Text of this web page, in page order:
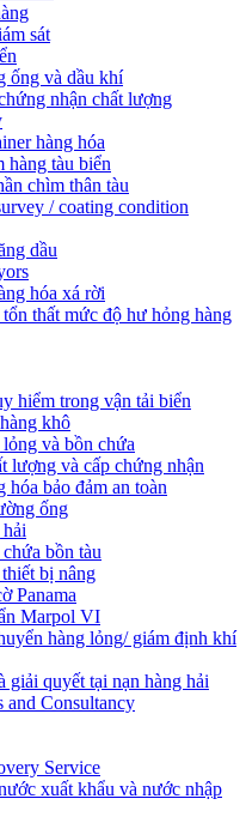
sát
ống và dầu khí
nhận chất lượng
hàng hóa
hàng tàu biển
chìm thân tàu
/ coating condition
dầu
hóa xá rời
thất mức độ hư hỏng hàng
hiểm trong vận tải biển
khô
và bồn chứa
lượng và cấp chứng nhận
hóa bảo đảm an toàn
ống
bồn tàu
bị nâng
Panama
Marpol VI
hàng lỏng/ giám định khí
giải quyết tại nạn hàng hải
and Consultancy
Service
xuất khẩu và nước nhập